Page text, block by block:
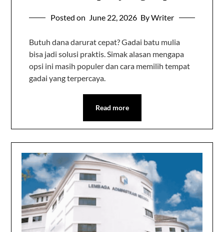
Posted on June 22, 2026 By Writer
Butuh dana darurat cepat? Gadai batu mulia
bisa jadi solusi praktis. Simak alasan mengapa
opsi ini masih populer dan cara memilih tempat
gadai yang terpercaya.
Read more